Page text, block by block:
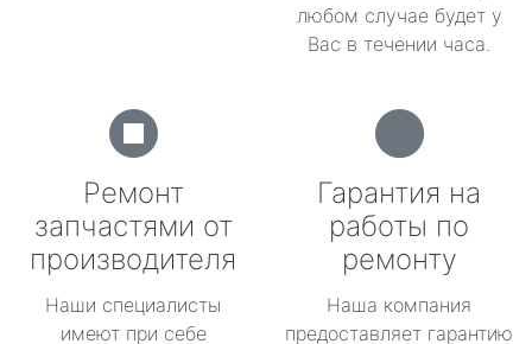
любом случае будет у
Вас в течении часа.
Ремонт
запчастями от
производителя
Наши специалисты
имеют при себе
Гарантия на
работы по
ремонту
Наша компания
предоставляет гарантию